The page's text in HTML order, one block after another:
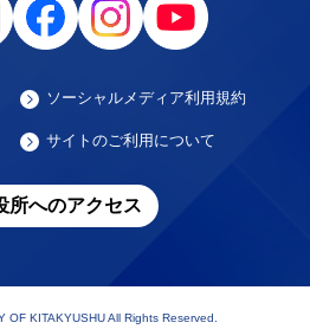
ソーシャルメディア利用規約
サイトのご利用について
所へのアクセス
OF KITAKYUSHU All Rights Reserved.